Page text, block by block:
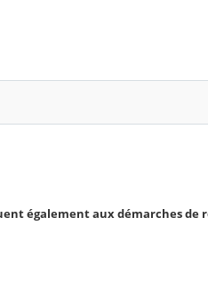
également aux démarches de